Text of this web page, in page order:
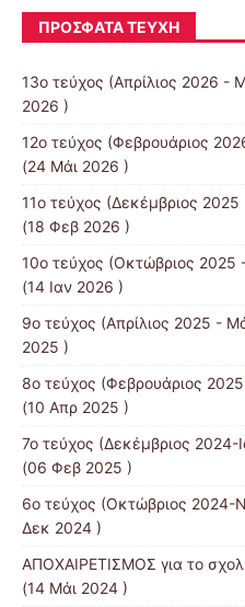
ΠΡΌΣΦΑΤΑ ΤΕΎΧΗ
13o τεύχος (Απρίλιος 2026 -
2026 )
12o τεύχος (Φεβρουάριος
(24 Μάι 2026 )
11ο τεύχος (Δεκέμβριος 2025
(18 Φεβ 2026 )
10o τεύχος (Οκτώβριος 2025
(14 Ιαν 2026 )
9o τεύχος (Απρίλιος 2025 -
2025 )
8o τεύχος (Φεβρουάριος
(10 Απρ 2025 )
7ο τεύχος (Δεκέμβριος 2024-
(06 Φεβ 2025 )
6o τεύχος (Οκτώβριος 2024-
Δεκ 2024 )
ΑΠΟΧΑΙΡΕΤΙΣΜΟΣ για το
(14 Μάι 2024 )